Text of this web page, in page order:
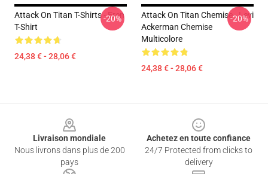
Attack On Titan T-Shirts - Eren
T-Shirt
24,38 € - 28,06 €
-20%
Attack On Titan Chemise - Levi
Ackerman Chemise
Multicolore
24,38 € - 28,06 €
-20%
Livraison mondiale
Nous livrons dans plus de 200
pays
Achetez en toute confiance
24/7 Protected from clicks to
delivery